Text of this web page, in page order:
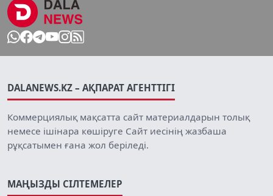
DALANEWS.KZ – АҚПАРАТ АГЕНТТІГІ
Коммерциялық мақсатта сайт материалдарын толық
немесе ішінара көшіруге Сайт иесінің жазбаша
рұқсатымен ғана жол беріледі.
МАҢЫЗДЫ СІЛТЕМЕЛЕР